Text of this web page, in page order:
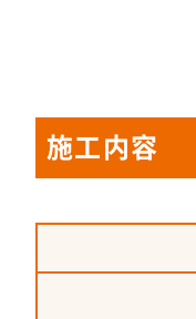
施工内容